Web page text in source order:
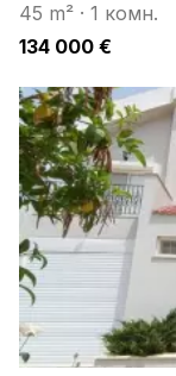
45 m² · 1 комн.
134 000 €